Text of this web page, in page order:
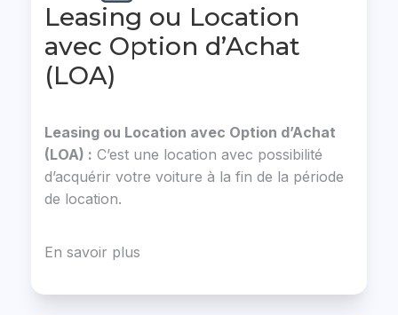
Leasing ou Location
avec Option d’Achat
(LOA)
Leasing ou Location avec Option d’Achat
(LOA) : C’est une location avec possibilité
d’acquérir votre voiture à la fin de la période
de location.
En savoir plus